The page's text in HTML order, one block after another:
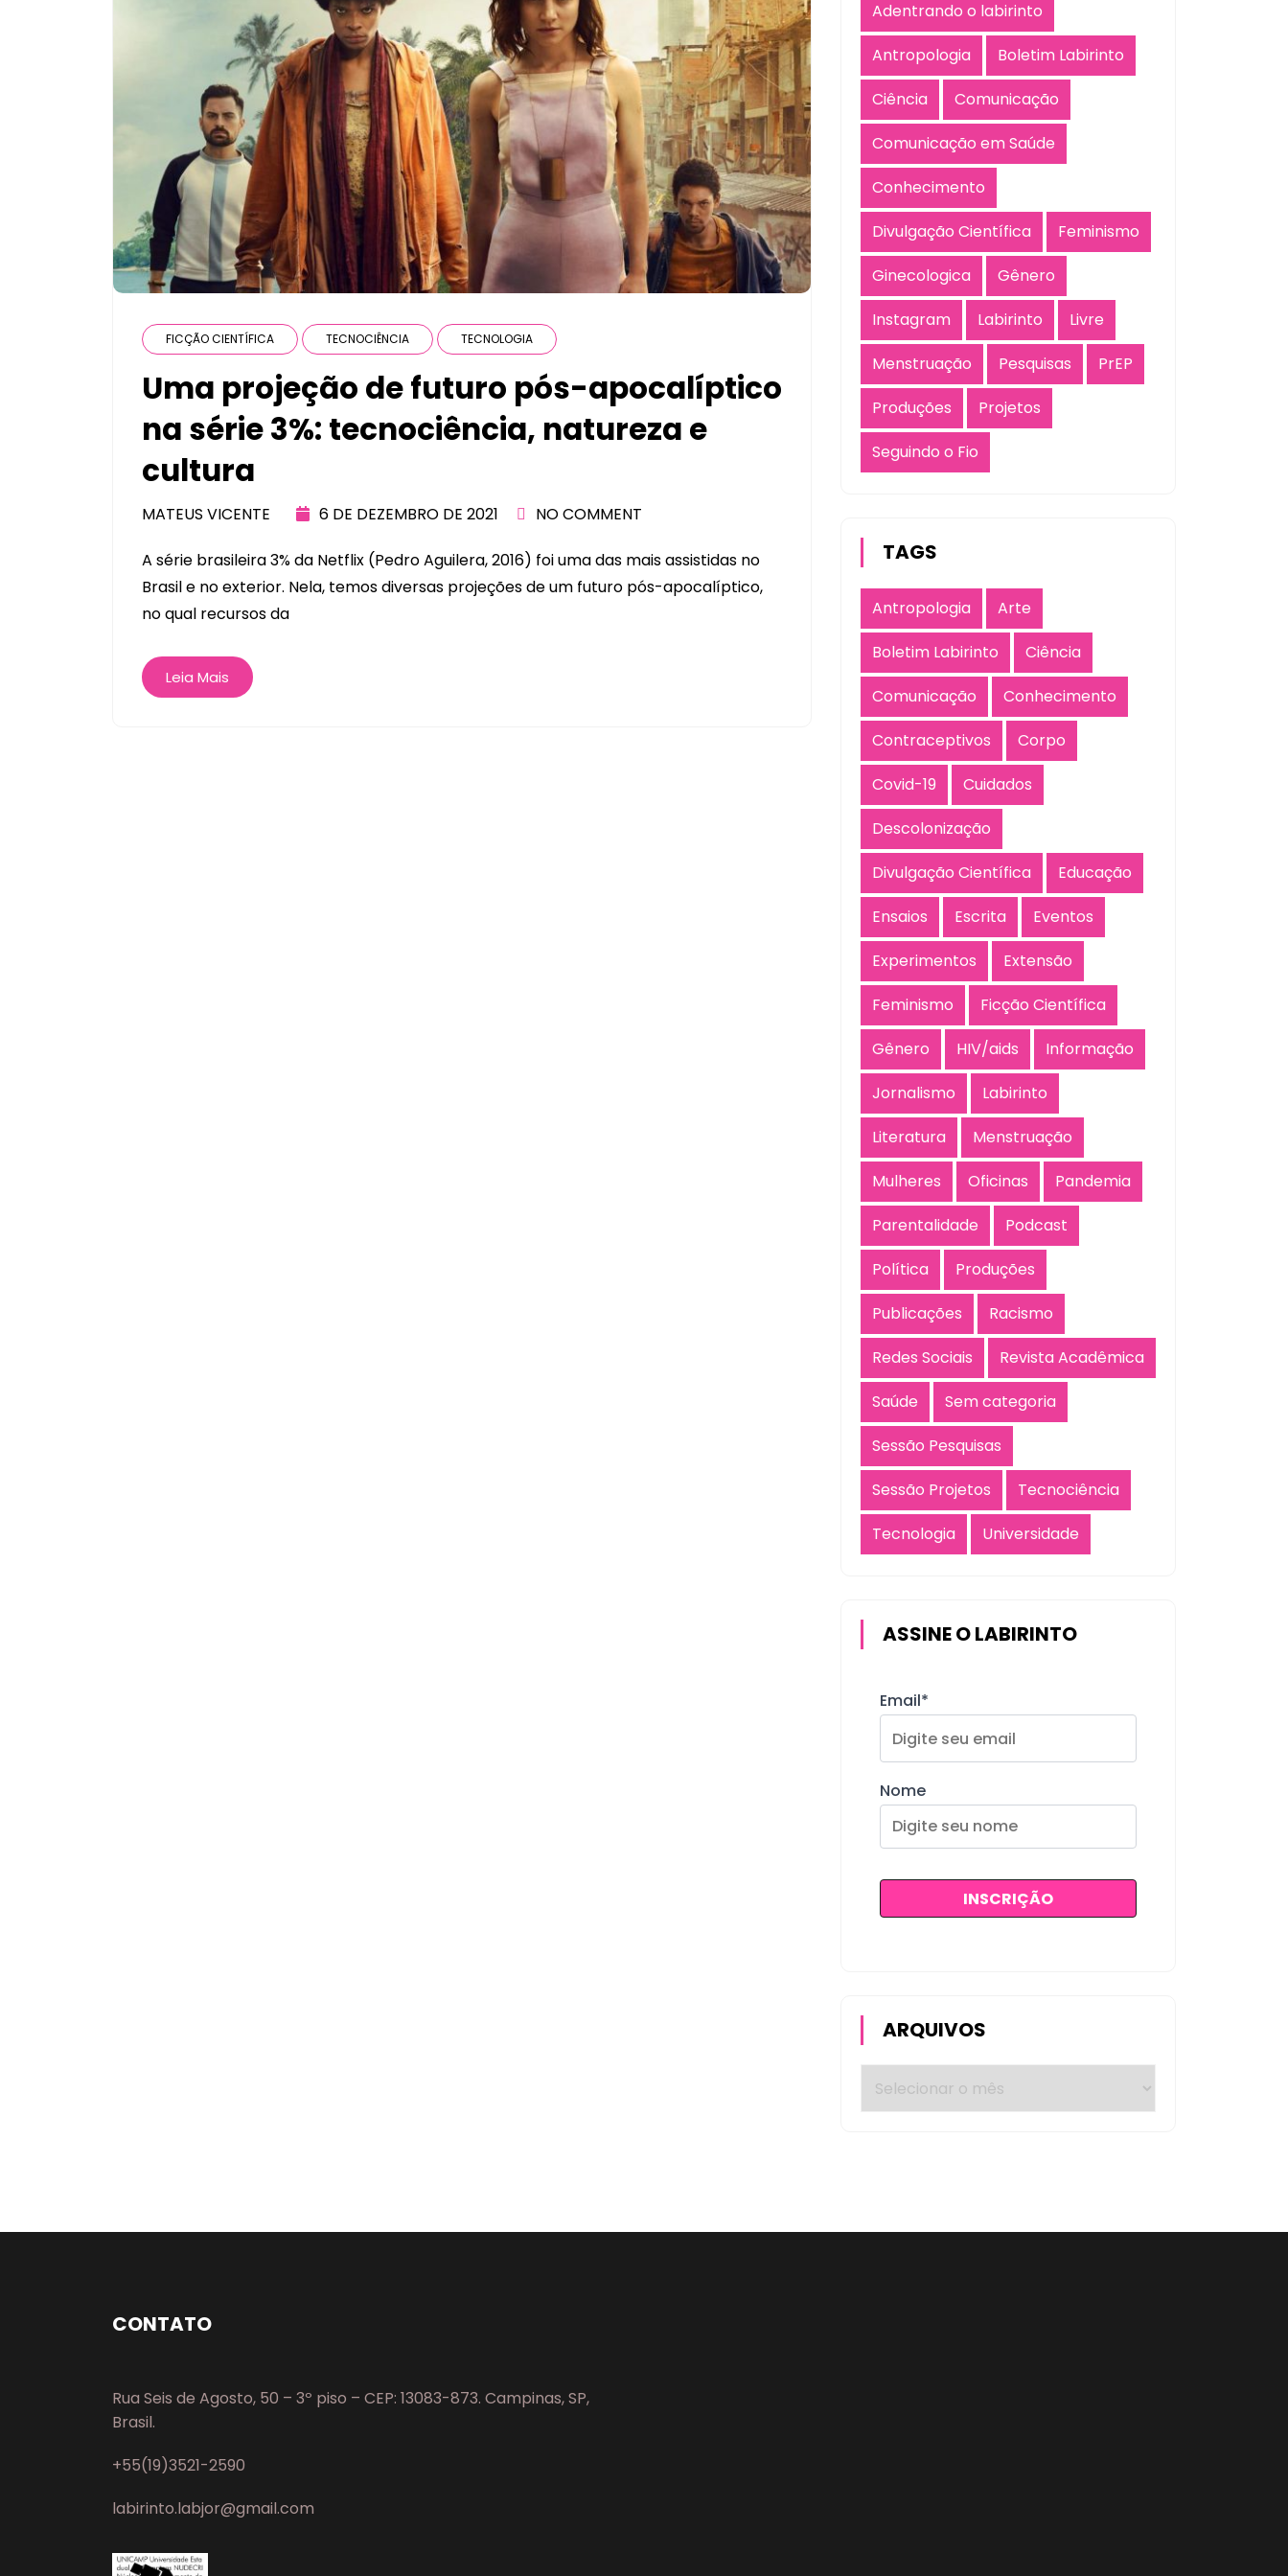
FICÇÃO CIENTÍFICA TECNOCIÊNCIA TECNOLOGIA
Uma projeção de futuro pós-apocalíptico
na série 3%: tecnociência, natureza e
cultura
MATEUS VICENTE 6 DE DEZEMBRO DE 2021 NO COMMENT
A série brasileira 3% da Netflix (Pedro Aguilera, 2016) foi uma das mais assistidas no
Brasil e no exterior. Nela, temos diversas projeções de um futuro pós-apocalíptico,
no qual recursos da
Leia Mais
Adentrando o labirinto
Antropologia
Boletim Labirinto
Ciência
Comunicação
Comunicação em Saúde
Conhecimento
Divulgação Científica
Feminismo
Ginecologica
Gênero
Instagram
Labirinto
Livre
Menstruação
Pesquisas
PrEP
Produções
Projetos
Seguindo o Fio
TAGS
Antropologia
Arte
Boletim Labirinto
Ciência
Comunicação
Conhecimento
Contraceptivos
Corpo
Covid-19
Cuidados
Descolonização
Divulgação Científica
Educação
Ensaios
Escrita
Eventos
Experimentos
Extensão
Feminismo
Ficção Científica
Gênero
HIV/aids
Informação
Jornalismo
Labirinto
Literatura
Menstruação
Mulheres
Oficinas
Pandemia
Parentalidade
Podcast
Política
Produções
Publicações
Racismo
Redes Sociais
Revista Acadêmica
Saúde
Sem categoria
Sessão Pesquisas
Sessão Projetos
Tecnociência
Tecnologia
Universidade
ASSINE O LABIRINTO
Email*
Nome
ARQUIVOS
CONTATO
Rua Seis de Agosto, 50 – 3º piso – CEP: 13083-873. Campinas, SP,
Brasil.
+55(19)3521-2590
labirinto.labjor@gmail.com